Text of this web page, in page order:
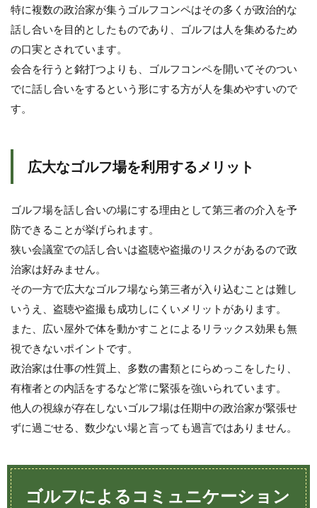
る
ミ
ュ
ケ
ー
ョ
プ
ス
イ
ル
相
手
人
間
を
見
抜
く
ゴ
し
特に複数の政治家が集うゴルフコンペはその多くが政治的な
話し合いを目的としたものであり、ゴルフは人を集めるため
の口実とされています。
会合を行うと銘打つよりも、ゴルフコンペを開いてそのつい
でに話し合いをするという形にする方が人を集めやすいので
す。
広大なゴルフ場を利用するメリット
ゴルフ場を話し合いの場にする理由として第三者の介入を予
防できることが挙げられます。
狭い会議室での話し合いは盗聴や盗撮のリスクがあるので政
治家は好みません。
その一方で広大なゴルフ場なら第三者が入り込むことは難し
いうえ、盗聴や盗撮も成功しにくいメリットがあります。
また、広い屋外で体を動かすことによるリラックス効果も無
視できないポイントです。
政治家は仕事の性質上、多数の書類とにらめっこをしたり、
有権者との内話をするなど常に緊張を強いられています。
他人の視線が存在しないゴルフ場は任期中の政治家が緊張せ
ずに過ごせる、数少ない場と言っても過言ではありません。
ゴルフによるコミュニケーション